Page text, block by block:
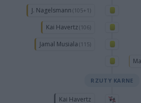
J. Nagelsmann (105+1)
Kai Havertz(106)
Jamal Musiala (115)
RZUTY KARNE
Kai Havertz